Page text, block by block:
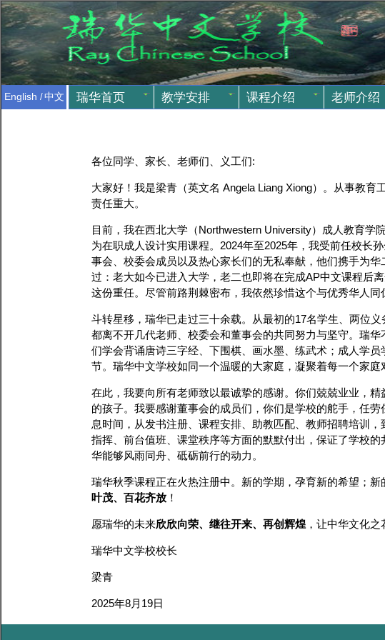
English /中文 瑞华首页 教学安排 课程介绍 老师介绍
各位同学、家长、老师们、义工们:
大家好！我是梁青（英文名 Angela Liang Xiong）。从事教
责任重大。
目前，我在西北大学（Northwestern University）成人教育
为在职成人设计实用课程。2024年至2025年，我受前任校长
事会、校委会成员以及热心家长们的无私奉献，他们携手为
过：老大如今已进入大学，老二也即将在完成AP中文课程后
这份重任。尽管前路荆棘密布，我依然珍惜这个与优秀华人同
斗转星移，瑞华已走过三十余载。从最初的17名学生、两位
都离不开几代老师、校委会和董事会的共同努力与坚守。瑞
们学会背诵唐诗三字经、下围棋、画水墨、练武术；成人学
节。瑞华中文学校如同一个温暖的大家庭，凝聚着每一个家庭
在此，我要向所有老师致以最诚挚的感谢。你们兢兢业业，
的孩子。我要感谢董事会的成员们，你们是学校的舵手，任
息时间，从发书注册、课程安排、助教匹配、教师招聘培训
指挥、前台值班、课堂秩序等方面的默默付出，保证了学校
华能够风雨同舟、砥砺前行的动力。
瑞华秋季课程正在火热注册中。新的学期，孕育新的希望；
叶茂、百花齐放 ！
愿瑞华的未来欣欣向荣、继往开来、再创辉煌 ，让中华文化
瑞华中文学校校长
梁青
2025年8月19日